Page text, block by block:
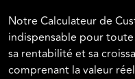
Notre Calculateur de
indispensable pour
sa rentabilité et sa
comprenant la valeur